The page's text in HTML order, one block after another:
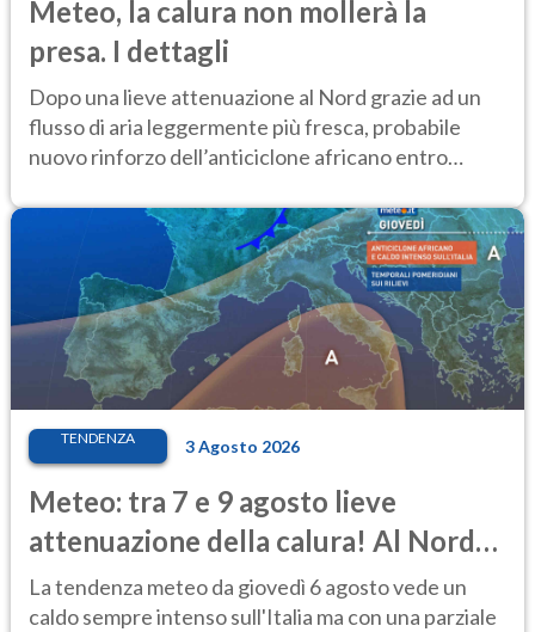
Meteo, la calura non mollerà la
presa. I dettagli
Dopo una lieve attenuazione al Nord grazie ad un
flusso di aria leggermente più fresca, probabile
nuovo rinforzo dell’anticiclone africano entro
TENDENZA 3 Agosto 2026
Meteo: tra 7 e 9 agosto lieve
attenuazione della calura! Al Nord
rischio temporali
La tendenza meteo da giovedì 6 agosto vede un
caldo sempre intenso sull'Italia ma con una parziale